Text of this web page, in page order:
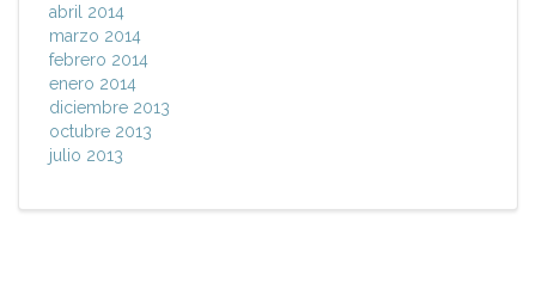
abril 2014
marzo 2014
febrero 2014
enero 2014
diciembre 2013
octubre 2013
julio 2013